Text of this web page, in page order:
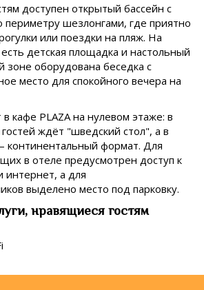
доступен открытый бассейн с
периметру шезлонгами, где приятно
или поездки на пляж. На
детская площадка и настольный
зоне оборудована беседка с
место для спокойного вечера на
кафе PLAZA на нулевом этаже: в
ждёт "шведский стол", а в
континентальный формат. Для
в отеле предусмотрен доступ к
интернет, а для
выделено место под парковку.
нравящиеся гостям